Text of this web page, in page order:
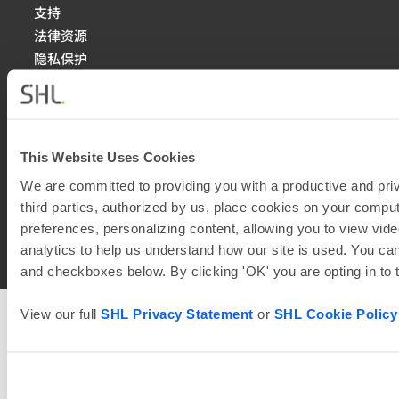
This Website Uses Cookies
We are committed to providing you with a productive and
third parties, authorized by us, place cookies on your
preferences, personalizing content, allowing you to view
analytics to help us understand how our site is used. You
and checkboxes below. By clicking 'OK' you are opting in to
View our full SHL Privacy Statement or SHL Cookie Policy
支持
法律资源
隐私保护
© 2026SHL and its affiliates. All rights reserved.